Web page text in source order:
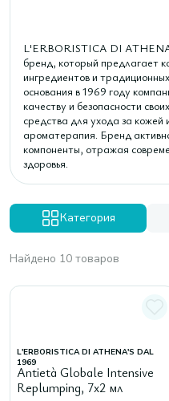
L'ERBORISTICA DI
бренд, который предлагает
ингредиентов и
основания в 1969 году
качеству и безопасности
средства для ухода за кожей
ароматерапия. Бренд
компоненты, отражая
здоровья.
Категория
Найдено 10 товаров
L'ERBORISTICA DI ATHENA'S DAL
1969
Antietà Globale Intensive
Replumping, 7x2 мл